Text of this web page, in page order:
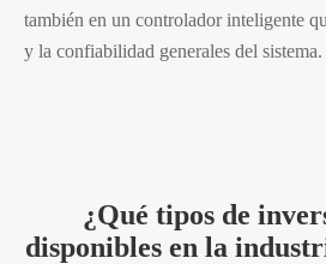
también en un controlador inteligente
y la confiabilidad generales del sistema.
¿Qué tipos de
disponibles en la